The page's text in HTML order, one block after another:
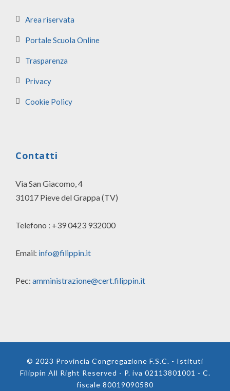
Area riservata
Portale Scuola Online
Trasparenza
Privacy
Cookie Policy
Contatti
Via San Giacomo, 4
31017 Pieve del Grappa (TV)
Telefono : +39 0423 932000
Email: info@filippin.it
Pec: amministrazione@cert.filippin.it
© 2023 Provincia Congregazione F.S.C. - Istituti
Filippin All Right Reserved - P. iva 02113801001 - C.
fiscale 80019090580